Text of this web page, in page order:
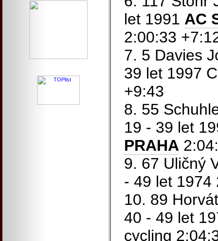
let 1991 AC
2:00:33
7. 5 Davies
39 let 1997
+9:43
8. 55
19 - 39 let
PRAHA
9. 67 Uličný
- 49 let 1974
10. 89
40 - 49 let
cycling